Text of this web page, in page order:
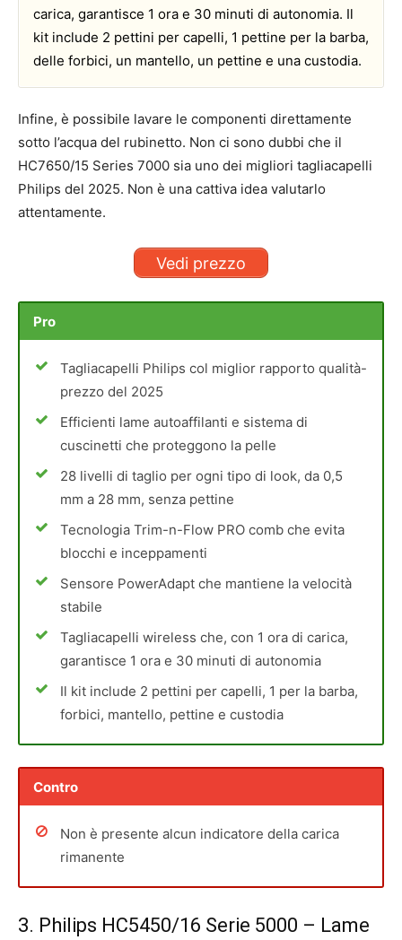
carica, garantisce 1 ora e 30 minuti di autonomia. Il
kit include 2 pettini per capelli, 1 pettine per la barba,
delle forbici, un mantello, un pettine e una custodia.
Infine, è possibile lavare le componenti direttamente
sotto l’acqua del rubinetto. Non ci sono dubbi che il
HC7650/15 Series 7000 sia uno dei migliori tagliacapelli
Philips del 2025. Non è una cattiva idea valutarlo
attentamente.
Vedi prezzo
Pro
Tagliacapelli Philips col miglior rapporto qualità-
prezzo del 2025
Efficienti lame autoaffilanti e sistema di
cuscinetti che proteggono la pelle
28 livelli di taglio per ogni tipo di look, da 0,5
mm a 28 mm, senza pettine
Tecnologia Trim-n-Flow PRO comb che evita
blocchi e inceppamenti
Sensore PowerAdapt che mantiene la velocità
stabile
Tagliacapelli wireless che, con 1 ora di carica,
garantisce 1 ora e 30 minuti di autonomia
Il kit include 2 pettini per capelli, 1 per la barba,
forbici, mantello, pettine e custodia
Contro
Non è presente alcun indicatore della carica
rimanente
3. Philips HC5450/16 Serie 5000 – Lame